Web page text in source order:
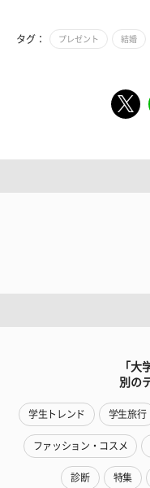
タグ： プレゼント 結婚
「大
別の
学生トレンド 学生旅行
ファッション・コスメ
診断 特集